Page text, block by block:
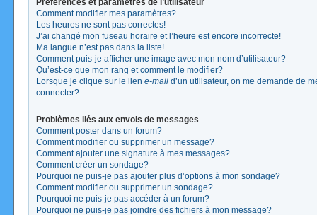
Comment modifier mes paramètres?
Les heures ne sont pas correctes!
J’ai changé mon fuseau horaire et l’heure est encore incorrecte!
Ma langue n’est pas dans la liste!
Comment puis-je afficher une image avec mon nom d’utilisateur?
Qu’est-ce que mon rang et comment le modifier?
Lorsque je clique sur le lien e-mail d’un utilisateur, on me demande de
connecter?
Problèmes liés aux envois de messages
Comment poster dans un forum?
Comment modifier ou supprimer un message?
Comment ajouter une signature à mes messages?
Comment créer un sondage?
Pourquoi ne puis-je pas ajouter plus d’options à mon sondage?
Comment modifier ou supprimer un sondage?
Pourquoi ne puis-je pas accéder à un forum?
Pourquoi ne puis-je pas joindre des fichiers à mon message?